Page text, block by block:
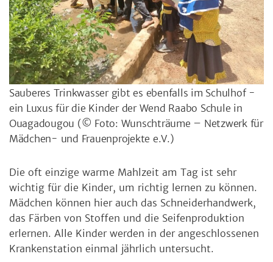
Sauberes Trinkwasser gibt es ebenfalls im Schulhof -
ein Luxus für die Kinder der Wend Raabo Schule in
Ouagadougou (© Foto: Wunschträume – Netzwerk für
Mädchen- und Frauenprojekte e.V.)
Die oft einzige warme Mahlzeit am Tag ist sehr
wichtig für die Kinder, um richtig lernen zu können.
Mädchen können hier auch das Schneiderhandwerk,
das Färben von Stoffen und die Seifenproduktion
erlernen. Alle Kinder werden in der angeschlossenen
Krankenstation einmal jährlich untersucht.